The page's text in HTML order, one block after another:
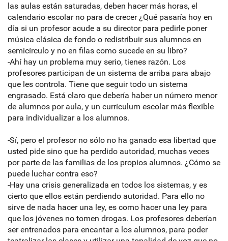
las aulas están saturadas, deben hacer más horas, el
calendario escolar no para de crecer ¿Qué pasaría hoy en
día si un profesor acude a su director para pedirle poner
música clásica de fondo o redistribuir sus alumnos en
semicírculo y no en filas como sucede en su libro?
-Ahí hay un problema muy serio, tienes razón. Los
profesores participan de un sistema de arriba para abajo
que les controla. Tiene que seguir todo un sistema
engrasado. Está claro que debería haber un número menor
de alumnos por aula, y un currículum escolar más flexible
para individualizar a los alumnos.
-Sí, pero el profesor no sólo no ha ganado esa libertad que
usted pide sino que ha perdido autoridad, muchas veces
por parte de las familias de los propios alumnos. ¿Cómo se
puede luchar contra eso?
-Hay una crisis generalizada en todos los sistemas, y es
cierto que ellos están perdiendo autoridad. Para ello no
sirve de nada hacer una ley, es como hacer una ley para
que los jóvenes no tomen drogas. Los profesores deberían
ser entrenados para encantar a los alumnos, para poder